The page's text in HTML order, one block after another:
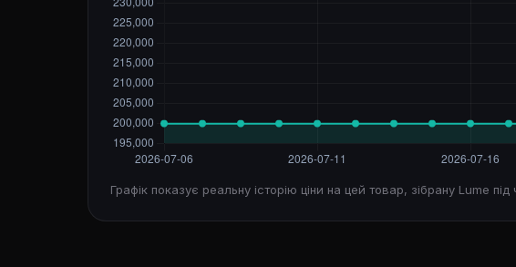
Графік показує реальну історію ціни на цей товар, зібрану Lume